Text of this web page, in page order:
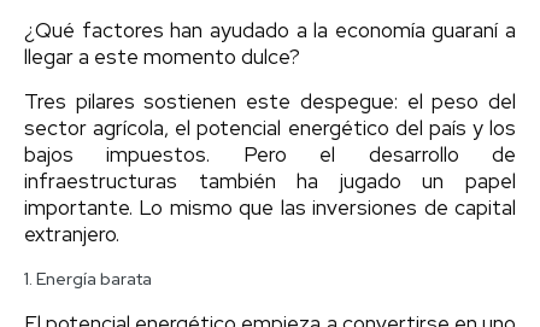
¿Qué factores han ayudado a la economía guaraní a
llegar a este momento dulce?
Tres pilares sostienen este despegue: el peso del
sector agrícola, el potencial energético del país y los
bajos impuestos. Pero el desarrollo de
infraestructuras también ha jugado un papel
importante. Lo mismo que las inversiones de capital
extranjero.
1. Energía barata